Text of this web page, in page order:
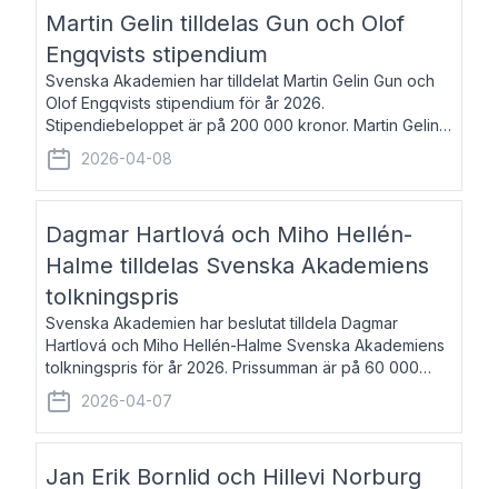
Martin Gelin tilldelas Gun och Olof
Engqvists stipendium
Svenska Akademien har tilldelat Martin Gelin Gun och
Olof Engqvists stipendium för år 2026.
Stipendiebeloppet är på 200 000 kronor. Martin Gelin,
född 1978, är journalist och författare. Han lever
numera i Paris men var under många år bosat
2026-04-08
Dagmar Hartlová och Miho Hellén-
Halme tilldelas Svenska Akademiens
tolkningspris
Svenska Akademien har beslutat tilldela Dagmar
Hartlová och Miho Hellén-Halme Svenska Akademiens
tolkningspris för år 2026. Prissumman är på 60 000
kronor var. Dagmar Hartlová, född 1951, översätter
huvudsakligen från svenska till tjeckiska
2026-04-07
Jan Erik Bornlid och Hillevi Norburg